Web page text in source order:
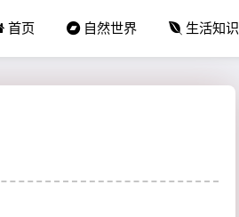
首页 自然世界 生活知识